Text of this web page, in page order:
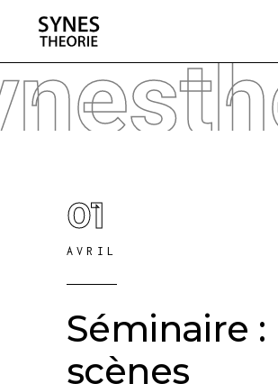
01
AVRIL
Séminaire :
scènes